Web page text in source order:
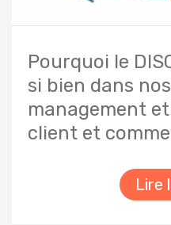
Pourquoi le
si bien dans
management
client et
Lire